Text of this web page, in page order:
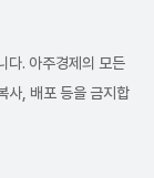
다. 아주경제의 모든
사, 배포 등을 금지합